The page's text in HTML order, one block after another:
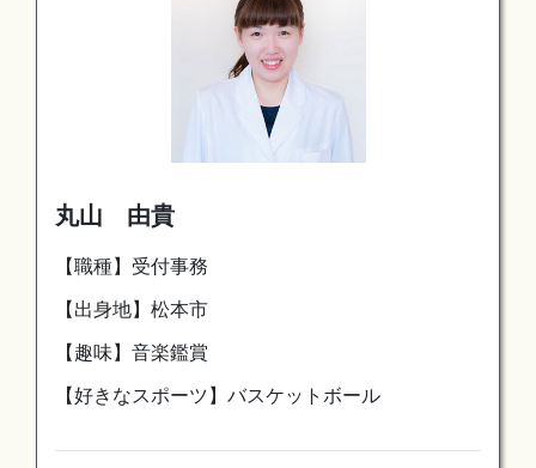
丸山 由貴
【職種】受付事務
【出身地】松本市
【趣味】音楽鑑賞
【好きなスポーツ】バスケットボール